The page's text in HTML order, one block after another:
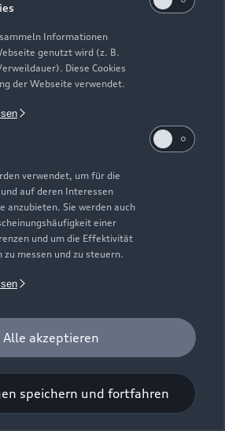
Informationen
genutzt wird (z. B.
Diese Cookies
der Webseite verwendet.
verwendet, um für die
auf deren Interessen
anzubieten. Sie werden auch
einer
und um die Effektivität
zu messen und zu steuern.
Alle akzeptieren
speichern und fortfahren
Eindruck.
World